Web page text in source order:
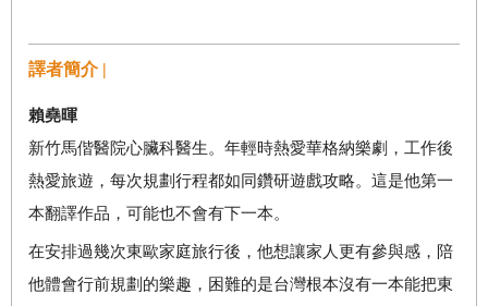
譯者簡介 |
賴堯暉
新竹馬偕醫院心臟科醫生。年輕時熱愛華格納樂劇，工作後
熱愛旅遊，每次規劃行程都如同鑽研遊戲攻略。這是他第一
本翻譯作品，可能也不會有下一本。
在安排過幾次東歐家庭旅行後，他想讓家人更有參與感，陪
他體會行前規劃的樂趣，困難的是台灣根本沒有一本能把東